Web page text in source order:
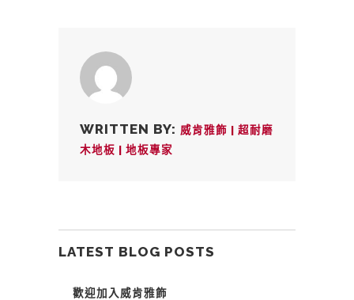
WRITTEN BY: 威肯雅飾 | 超耐磨
木地板 | 地板專家
LATEST BLOG POSTS
歡迎加入威肯雅飾